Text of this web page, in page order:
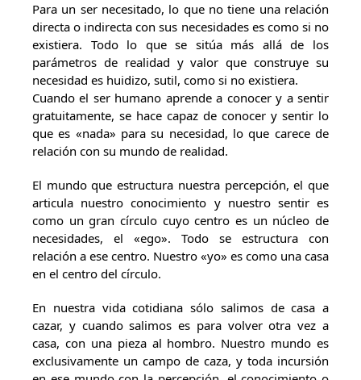
Para un ser necesitado, lo que no tiene una relación
directa o indirecta con sus necesidades es como si no
existiera. Todo lo que se sitúa más allá de los
parámetros de realidad y valor que construye su
necesidad es huidizo, sutil, como si no existiera.
Cuando el ser humano aprende a conocer y a sentir
gratuitamente, se hace capaz de conocer y sentir lo
que es «nada» para su necesidad, lo que carece de
relación con su mundo de realidad.
El mundo que estructura nuestra percepción, el que
articula nuestro conocimiento y nuestro sentir es
como un gran círculo cuyo centro es un núcleo de
necesidades, el «ego». Todo se estructura con
relación a ese centro. Nuestro «yo» es como una casa
en el centro del círculo.
En nuestra vida cotidiana sólo salimos de casa a
cazar, y cuando salimos es para volver otra vez a
casa, con una pieza al hombro. Nuestro mundo es
exclusivamente un campo de caza, y toda incursión